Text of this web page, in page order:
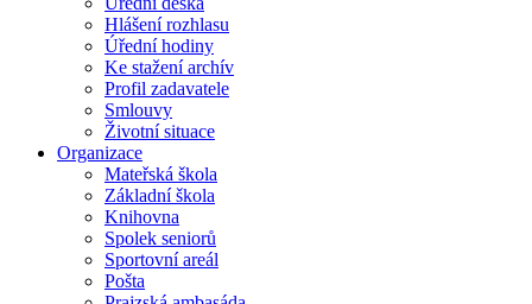
Hlášení rozhlasu
Úřední hodiny
Ke stažení archív
Profil zadavatele
Smlouvy
Životní situace
Organizace
Mateřská škola
Základní škola
Knihovna
Spolek seniorů
Sportovní areál
Pošta